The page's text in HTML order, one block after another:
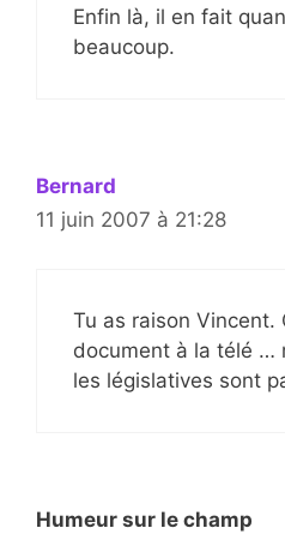
Enfin là, il en fait
beaucoup.
Bernard
11 juin 2007 à 21:28
Tu as raison Vincent.
document à la télé …
les législatives sont
Humeur sur le champ